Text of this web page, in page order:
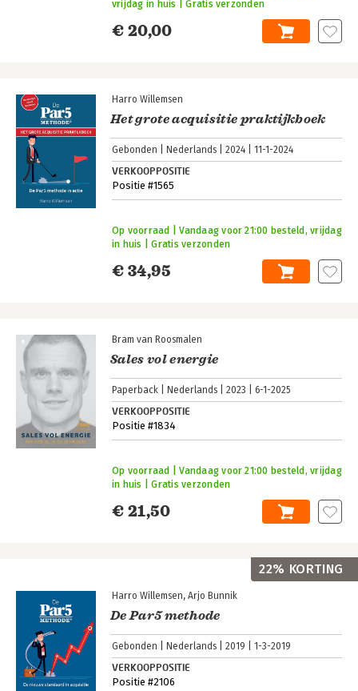
€ 20,00
vrijdag in huis | Gratis verzonden
Harro Willemsen
Het grote acquisitie praktijkboek
Gebonden Nederlands 2024 11-1-2024
VERKOOPPOSITIE
Positie #1565
€ 34,95
Op voorraad | Vandaag voor 21:00 besteld, vrijdag
in huis | Gratis verzonden
Bram van Roosmalen
Sales vol energie
Paperback Nederlands 2023 6-1-2025
VERKOOPPOSITIE
Positie #1834
€ 21,50
Op voorraad | Vandaag voor 21:00 besteld, vrijdag
in huis | Gratis verzonden
Harro Willemsen Arjo Bunnik
De Par5 methode
Gebonden Nederlands 2019 1-3-2019
VERKOOPPOSITIE
Positie #2106
22% KORTING